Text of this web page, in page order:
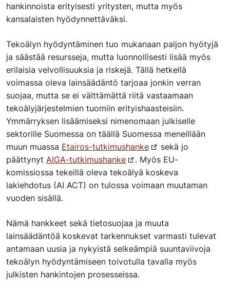
hankinnoista erityisesti yritysten, mutta myös
kansalaisten hyödynnettäväksi.
Tekoälyn hyödyntäminen tuo mukanaan paljon hyötyjä
ja säästää resursseja, mutta luonnollisesti lisää myös
erilaisia velvollisuuksia ja riskejä. Tällä hetkellä
voimassa oleva lainsäädäntö tarjoaa jonkin verran
suojaa, mutta se ei välttämättä riitä vastaamaan
tekoälyjärjestelmien tuomiin erityishaasteisiin.
Ymmärryksen lisäämiseksi nimenomaan julkiselle
sektorille Suomessa on täällä Suomessa meneillään
muun muassa Etairos-tutkimushanke
sekä jo
päättynyt AIGA-tutkimushanke
. Myös EU-
komissiossa tekeillä oleva tekoälyä koskeva
lakiehdotus (AI ACT) on tulossa voimaan muutaman
vuoden sisällä.
Nämä hankkeet sekä tietosuojaa ja muuta
lainsäädäntöä koskevat tarkennukset varmasti tulevat
antamaan uusia ja nykyistä selkeämpiä suuntaviivoja
tekoälyn hyödyntämiseen toivotulla tavalla myös
julkisten hankintojen prosesseissa.